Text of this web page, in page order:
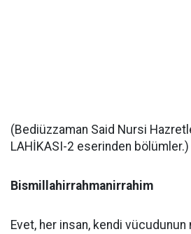
(Bediüzzaman Said Nursi
LAHİKASI-2 eserinden bölümler.)
Bismillahirrahmanirrahim
Evet, her insan, kendi vücudunun